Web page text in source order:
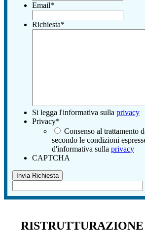
Email*
Richiesta*
Si legga l'informativa sulla privacy
Privacy*
Consenso al trattamento
secondo le condizioni
d'informativa sulla privacy
CAPTCHA